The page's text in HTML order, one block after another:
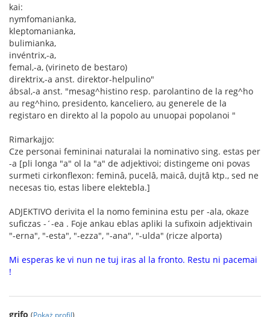
kai:
nymfomanianka,
kleptomanianka,
bulimianka,
invéntrix,-a,
femal,-a, (virineto de bestaro)
direktrix,-a anst. direktor-helpulino"
ábsal,-a anst. "mesag^histino resp. parolantino de la reg^ho
au reg^hino, presidento, kanceliero, au generele de la
registaro en direkto al la popolo au unuopai popolanoi "
Rimarkajjo:
Cze personai femininai naturalai la nominativo sing. estas per
-a [pli longa "a" ol la "a" de adjektivoi; distingeme oni povas
surmeti cirkonflexon: feminâ, pucelâ, maicâ, dujtâ ktp., sed ne
necesas tio, estas libere elektebla.]
ADJEKTIVO derivita el la nomo feminina estu per -ala, okaze
suficzas -´-ea . Foje ankau eblas apliki la sufixoin adjektivain
"-erna", "-esta", "-ezza", "-ana", "-ulda" (ricze alporta)
Mi esperas ke vi nun ne tuj iras al la fronto. Restu ni pacemai
!
grifo (Pokaż profil)